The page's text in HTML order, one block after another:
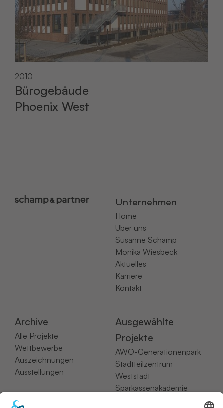
2010
Bürogebäude
Phoenix West
Unternehmen
Home
Über uns
Susanne Schamp
Monika Wiesbeck
Aktuelles
Karriere
Kontakt
Archive
Alle Projekte
Wettbewerbe
Auszeichnungen
Ausstellungen
Ausgewählte
Projekte
AWO-Generationenpark
Stadtteilzentrum
Weststadt
Sparkassenakademie